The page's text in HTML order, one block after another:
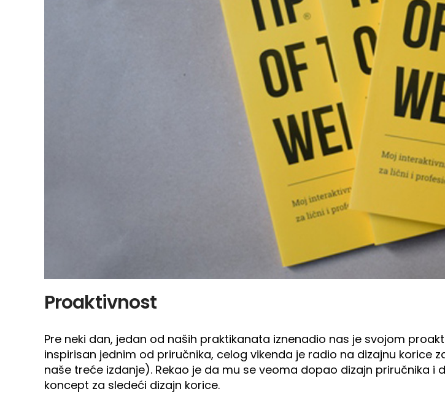
Proaktivnost
Pre neki dan, jedan od naših praktikanata iznenadio nas je svojom
inspirisan jednim od priručnika, celog vikenda je radio na dizajnu korice
naše treće izdanje). Rekao je da mu se veoma dopao dizajn priručnika i
koncept za sledeći dizajn korice.